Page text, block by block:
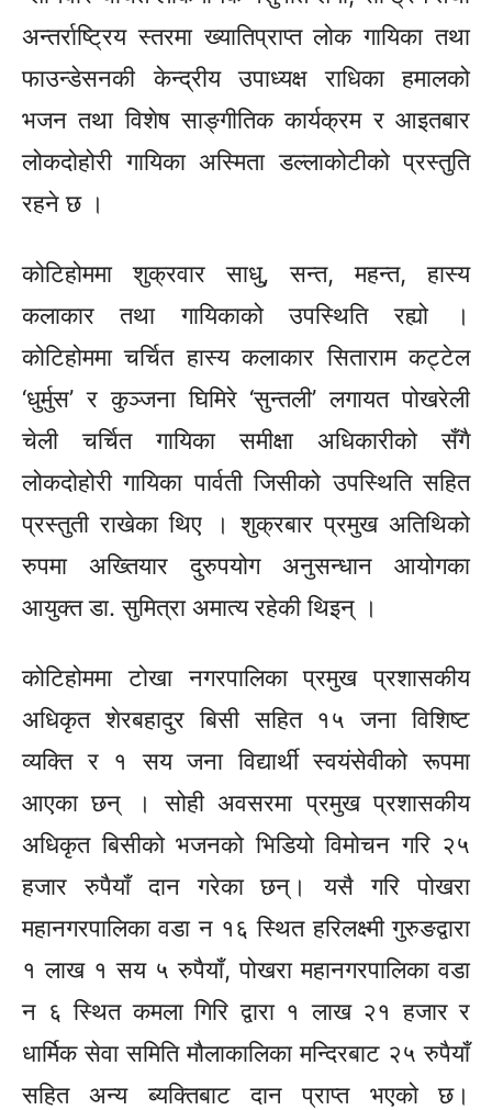
अन्तर्राष्ट्रिय स्तरमा ख्यातिप्राप्त लोक गायिका तथा
फाउन्डेसनकी केन्द्रीय उपाध्यक्ष राधिका हमालको
भजन तथा विशेष साङ्गीतिक कार्यक्रम र आइतबार
लोकदोहोरी गायिका अस्मिता डल्लाकोटीको प्रस्तुति
रहने छ ।
कोटिहोममा शुक्रवार साधु, सन्त, महन्त, हास्य
कलाकार तथा गायिकाको उपस्थिति रह्यो ।
कोटिहोममा चर्चित हास्य कलाकार सिताराम कट्टेल
‘धुर्मुस’ र कुञ्जना घिमिरे ‘सुन्तली’ लगायत पोखरेली
चेली चर्चित गायिका समीक्षा अधिकारीको सँगै
लोकदोहोरी गायिका पार्वती जिसीको उपस्थिति सहित
प्रस्तुती राखेका थिए । शुक्रबार प्रमुख अतिथिको
रुपमा अख्तियार दुरुपयोग अनुसन्धान आयोगका
आयुक्त डा. सुमित्रा अमात्य रहेकी थिइन् ।
कोटिहोममा टोखा नगरपालिका प्रमुख प्रशासकीय
अधिकृत शेरबहादुरबिसीसहित १५ जना विशिष्ट
व्यक्ति र १ सय जना विद्यार्थी स्वयंसेवीको रूपमा
आएका छन् । सोही अवसरमा प्रमुख प्रशासकीय
अधिकृत बिसीको भजनको भिडियो विमोचन गरि २५
हजार रुपैयाँ दान गरेका छन्। यसै गरि पोखरा
महानगरपालिका वडा न १६ स्थित हरिलक्ष्मी गुरुङद्वारा
१ लाख १ सय ५ रुपैयाँ, पोखरा महानगरपालिका वडा
न ६ स्थित कमला गिरि द्वारा १ लाख २१ हजार र
धार्मिक सेवा समिति मौलाकालिका मन्दिरबाट २५ रुपैयाँ
सहित अन्य ब्यक्तिबाट दान प्राप्त भएको छ।